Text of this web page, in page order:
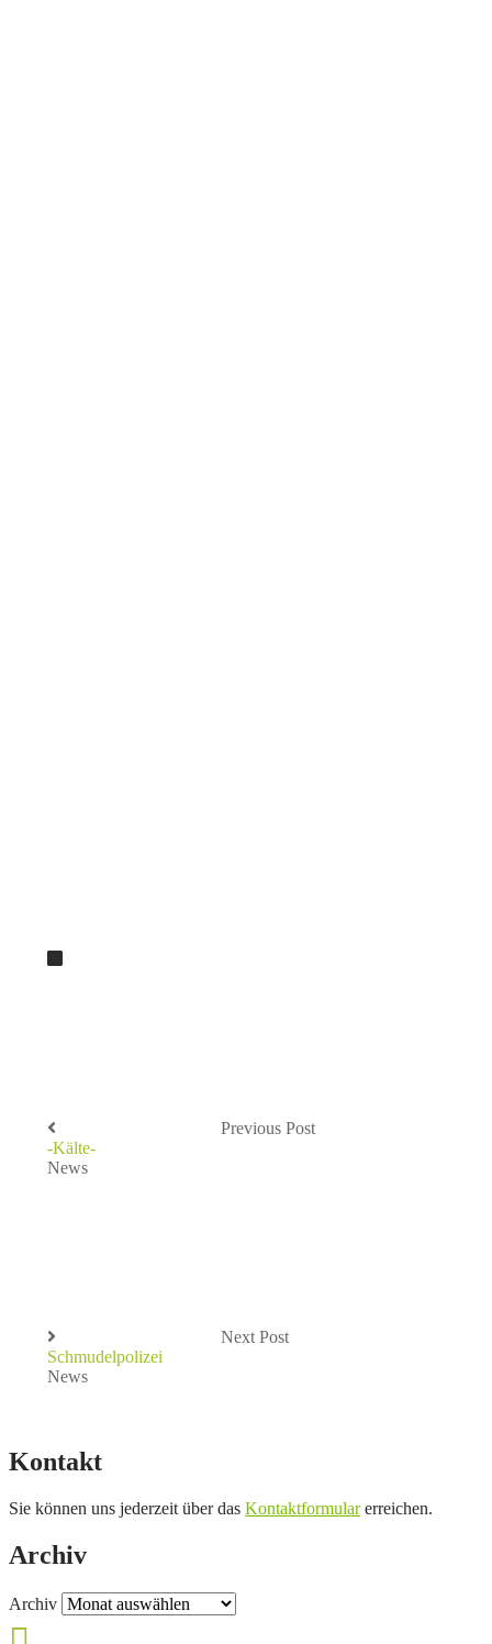
Previous Post
-Kälte-
News
Next Post
Schmudelpolizei
News
Kontakt
Sie können uns jederzeit über das Kontaktformularerreichen.
Archiv
Archiv